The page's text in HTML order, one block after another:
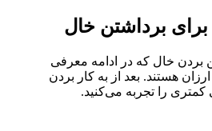
برداشتن خال
بردن خال که در ادامه معرفی
هستند. بعد از به کار بردن
را تجربه می‌کنید.